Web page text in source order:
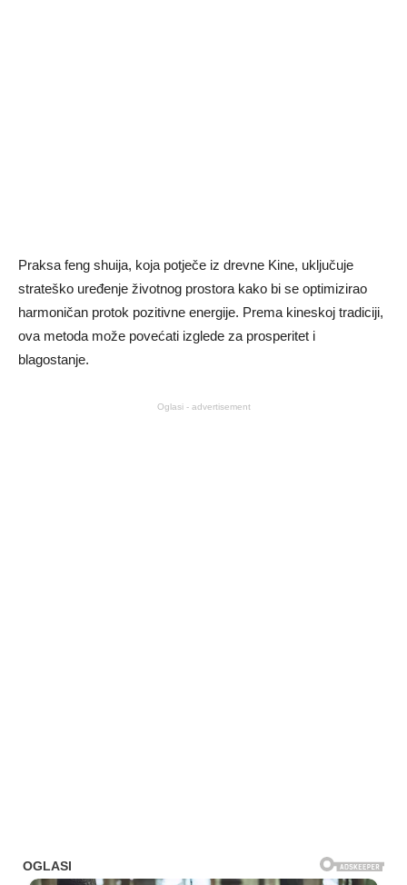
Praksa feng shuija, koja potječe iz drevne Kine, uključuje
strateško uređenje životnog prostora kako bi se optimizirao
harmoničan protok pozitivne energije. Prema kineskoj tradiciji,
ova metoda može povećati izglede za prosperitet i
blagostanje.
Oglasi - advertisement